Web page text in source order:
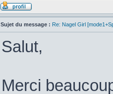
Sujet du message : Re: Nagel Girl
Salut,
Merci